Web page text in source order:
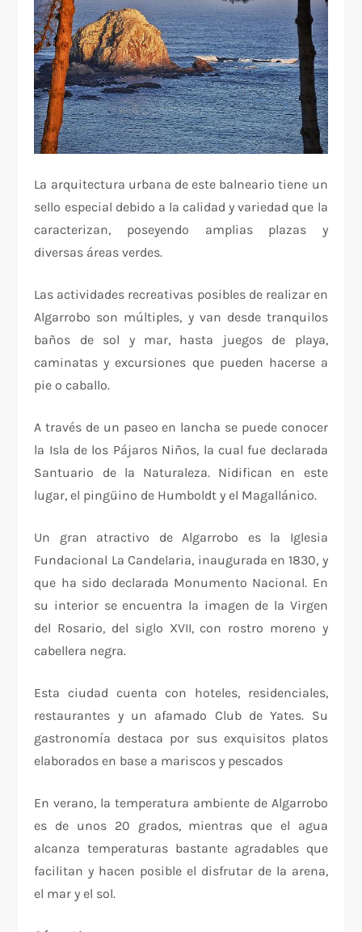
La arquitectura urbana de este balneario tiene un
sello especial debido a la calidad y variedad que la
caracterizan, poseyendo amplias plazas y
diversas áreas verdes.
Las actividades recreativas posibles de realizar en
Algarrobo son múltiples, y van desde tranquilos
baños de sol y mar, hasta juegos de playa,
caminatas y excursiones que pueden hacerse a
pie o caballo.
A través de un paseo en lancha se puede conocer
la Isla de los Pájaros Niños, la cual fue declarada
Santuario de la Naturaleza. Nidifican en este
lugar, el pingüino de Humboldt y el Magallánico.
Un gran atractivo de Algarrobo es la Iglesia
Fundacional La Candelaria, inaugurada en 1830, y
que ha sido declarada Monumento Nacional. En
su interior se encuentra la imagen de la Virgen
del Rosario, del siglo XVII, con rostro moreno y
cabellera negra.
Esta ciudad cuenta con hoteles, residenciales,
restaurantes y un afamado Club de Yates. Su
gastronomía destaca por sus exquisitos platos
elaborados en base a mariscos y pescados
En verano, la temperatura ambiente de Algarrobo
es de unos 20 grados, mientras que el agua
alcanza temperaturas bastante agradables que
facilitan y hacen posible el disfrutar de la arena,
el mar y el sol.